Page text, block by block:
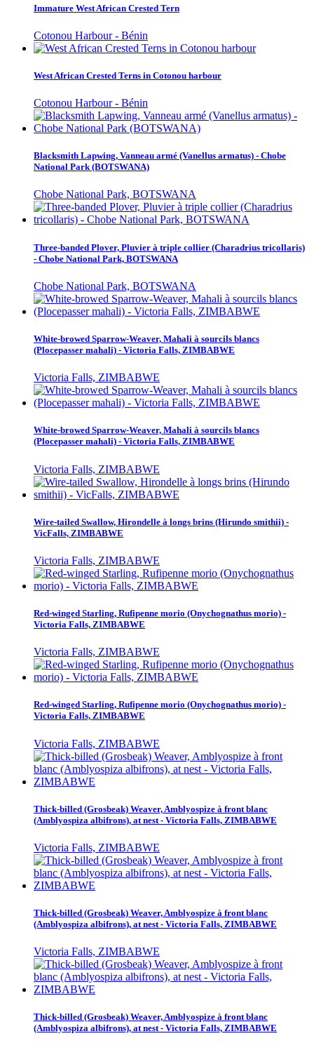
Immature West African Crested Tern
Cotonou Harbour - Bénin
West African Crested Terns in Cotonou harbour
Cotonou Harbour - Bénin
Blacksmith Lapwing, Vanneau armé (Vanellus armatus) - Chobe
National Park (BOTSWANA)
Chobe National Park, BOTSWANA
Three-banded Plover, Pluvier à triple collier (Charadrius tricollaris)
- Chobe National Park, BOTSWANA
Chobe National Park, BOTSWANA
White-browed Sparrow-Weaver, Mahali à sourcils blancs
(Plocepasser mahali) - Victoria Falls, ZIMBABWE
Victoria Falls, ZIMBABWE
White-browed Sparrow-Weaver, Mahali à sourcils blancs
(Plocepasser mahali) - Victoria Falls, ZIMBABWE
Victoria Falls, ZIMBABWE
Wire-tailed Swallow, Hirondelle à longs brins (Hirundo smithii) -
VicFalls, ZIMBABWE
Victoria Falls, ZIMBABWE
Red-winged Starling, Rufipenne morio (Onychognathus morio) -
Victoria Falls, ZIMBABWE
Victoria Falls, ZIMBABWE
Red-winged Starling, Rufipenne morio (Onychognathus morio) -
Victoria Falls, ZIMBABWE
Victoria Falls, ZIMBABWE
Thick-billed (Grosbeak) Weaver, Amblyospize à front blanc
(Amblyospiza albifrons), at nest - Victoria Falls, ZIMBABWE
Victoria Falls, ZIMBABWE
Thick-billed (Grosbeak) Weaver, Amblyospize à front blanc
(Amblyospiza albifrons), at nest - Victoria Falls, ZIMBABWE
Victoria Falls, ZIMBABWE
Thick-billed (Grosbeak) Weaver, Amblyospize à front blanc
(Amblyospiza albifrons), at nest - Victoria Falls, ZIMBABWE